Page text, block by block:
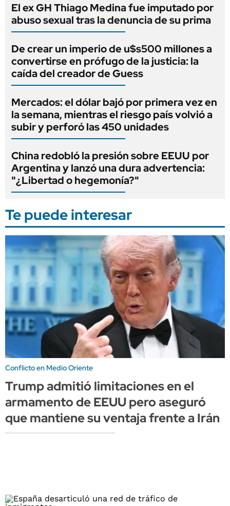
El ex GH Thiago Medina fue imputado por
abuso sexual tras la denuncia de su prima
De crear un imperio de u$s500 millones a
convertirse en prófugo de la justicia: la
caída del creador de Guess
Mercados: el dólar bajó por primera vez en
la semana, mientras el riesgo país volvió a
subir y perforó las 450 unidades
China redobló la presión sobre EEUU por
Argentina y lanzó una dura advertencia:
"¿Libertad o hegemonía?"
Te puede interesar
Conflicto en Medio Oriente
Trump admitió limitaciones en el
armamento de EEUU pero aseguró
que mantiene su ventaja frente a Irán